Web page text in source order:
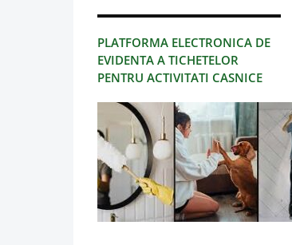
PLATFORMA ELECTRONICA DE
EVIDENTA A TICHETELOR
PENTRU ACTIVITATI CASNICE